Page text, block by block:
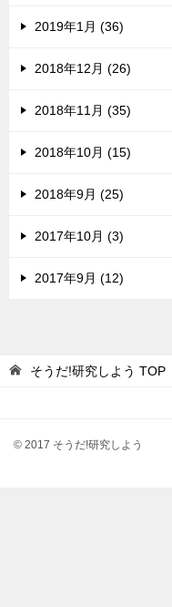
2019年1月 (36)
2018年12月 (26)
2018年11月 (35)
2018年10月 (15)
2018年9月 (25)
2017年10月 (3)
2017年9月 (12)
そうだ!研究しよう TOP
© 2017 そうだ!研究しよう